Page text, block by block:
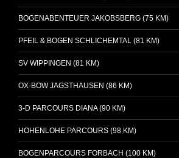
BOGENABENTEUER JAKOBSBERG (75 KM)
PFEIL & BOGEN SCHLICHEMTAL (81 KM)
SV WIPPINGEN (81 KM)
OX-BOW JAGSTHAUSEN (86 KM)
3-D PARCOURS DIANA (90 KM)
HOHENLOHE PARCOURS (98 KM)
BOGENPARCOURS FORBACH (100 KM)